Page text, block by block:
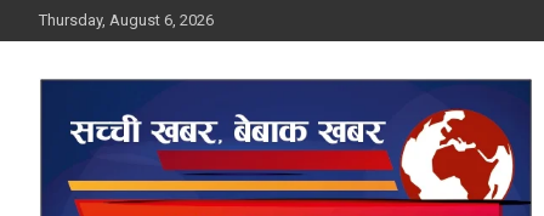
to
Thursday, August 6, 2026